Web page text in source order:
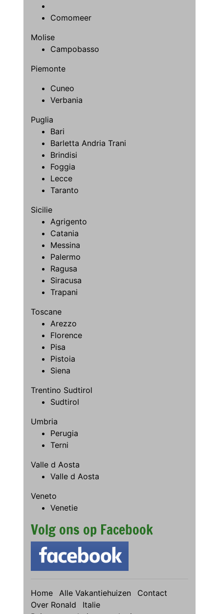
Comomeer
Molise
Campobasso
Piemonte
Cuneo
Verbania
Puglia
Bari
Barletta Andria Trani
Brindisi
Foggia
Lecce
Taranto
Sicilie
Agrigento
Catania
Messina
Palermo
Ragusa
Siracusa
Trapani
Toscane
Arezzo
Florence
Pisa
Pistoia
Siena
Trentino Sudtirol
Sudtirol
Umbria
Perugia
Terni
Valle d Aosta
Valle d Aosta
Veneto
Venetie
Volg ons op Facebook
Home Alle Vakantiehuizen
Contact
Over Ronald
Italie